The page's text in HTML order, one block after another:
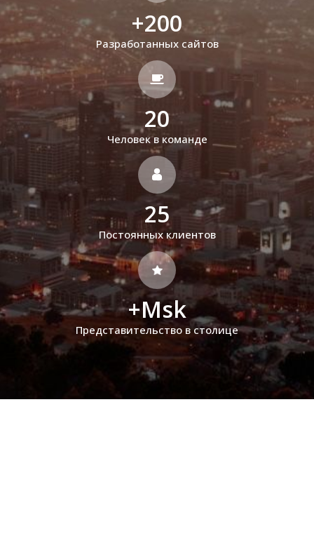
+200
Разработанных сайтов
20
Человек в команде
25
Постоянных клиентов
+Msk
Представительство в столице